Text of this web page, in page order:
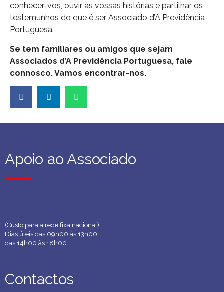
conhecer-vos, ouvir as vossas histórias e partilhar os
testemunhos do que é ser Associado d’A Previdência
Portuguesa.
Se tem familiares ou amigos que sejam
Associados d’A Previdência Portuguesa, fale
connosco. Vamos encontrar-nos.
Apoio ao Associado
Apoio ao Associado
(Custo para a rede fixa nacional)
Dias úteis das 09h00 às 13h00
das 14h00 às 18h00
Contactos
Contactos